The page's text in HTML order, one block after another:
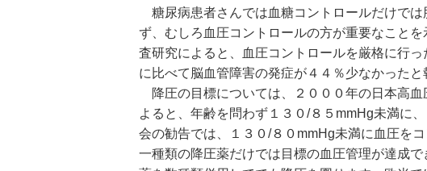
糖尿病患者さんでは血糖コントロールだけでは
ず、むしろ血圧コントロールの方が重要なこと
査研究によると、血圧コントロールを厳格に行
に比べて脳血管障害の発症が４４％少なかったと
降圧の目標については、２０００年の日本高
よると、年齢を問わず１３０/８５mmHg未満に
会の勧告では、１３０/８０mmHg未満に血圧を
一種類の降圧薬だけでは目標の血圧管理が達成